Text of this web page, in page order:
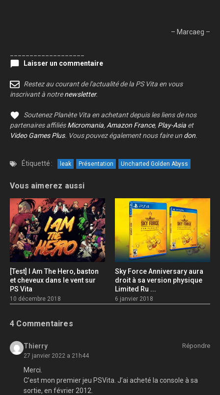
– Marcaeg –
Laisser un commentaire
Restez au courant de l'actualité de la PS Vita en vous
inscrivant à notrenewsletter.
Soutenez Planète Vita en achetant depuis les liens de nos
partenaires affiliésMicromania,Amazon France, Play-Asia et
Video Games Plus. Vous pouvez également nous faire un don.
Étiquetté : leak Présentation Uncharted Golden Abyss
Vous aimerez aussi
[Test] I Am The Hero, baston
et cheveux dans le vent sur
PS Vita
10 décembre 2018
Sky Force Anniversary aura
droit à sa version physique
Limited Ru ...
6 janvier 2018
4 Commentaires
Thierry
27 janvier 2022 a 21h44
Répondre
Merci.
C’est mon premier jeu PSVita. J’ai acheté la console à sa
sortie, en février 2012.